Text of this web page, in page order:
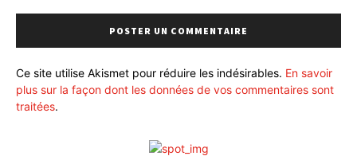
Ce site utilise Akismet pour réduire les indésirables. En savoir
plus sur la façon dont les données de vos commentaires sont
traitées.